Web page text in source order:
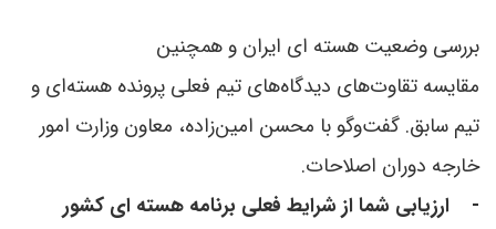
بررسی وضعیت هسته ای ایران و همچنين
مقايسه تقاوت‌هاى ديدگاه‌هاى تيم فعلى پرونده هسته‌اى و
تيم سابق. گفت‌وگو با محسن امين‌زاده، معاون وزارت امور
خارجه دوران اصلاحات.
-
ارزیابی شما از شرایط فعلی برنامه هسته ای کشور